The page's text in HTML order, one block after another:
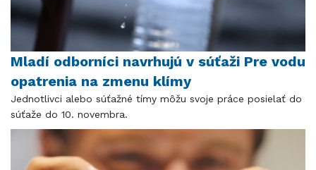
Mladí odborníci navrhujú v súťaži Pre vodu
opatrenia na zmenu klímy
Jednotlivci alebo súťažné tímy môžu svoje práce posielať do
súťaže do 10. novembra.